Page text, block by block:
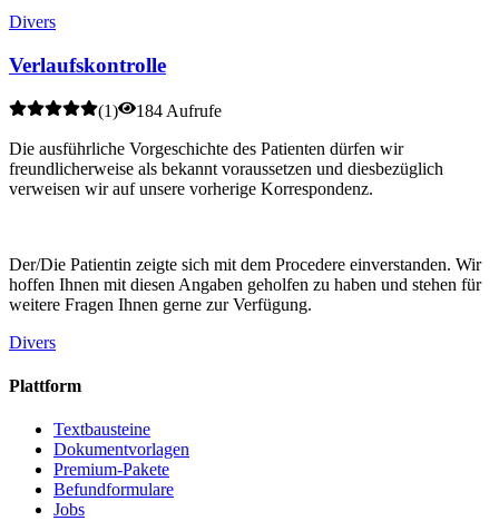
Divers
Verlaufskontrolle
(1)
184 Aufrufe
Die ausführliche Vorgeschichte des Patienten dürfen wir
freundlicherweise als bekannt voraussetzen und diesbezüglich
verweisen wir auf unsere vorherige Korrespondenz.
Der/Die Patientin zeigte sich mit dem Procedere einverstanden. Wir
hoffen Ihnen mit diesen Angaben geholfen zu haben und stehen für
weitere Fragen Ihnen gerne zur Verfügung.
Divers
Plattform
Textbausteine
Dokumentvorlagen
Premium-Pakete
Befundformulare
Jobs